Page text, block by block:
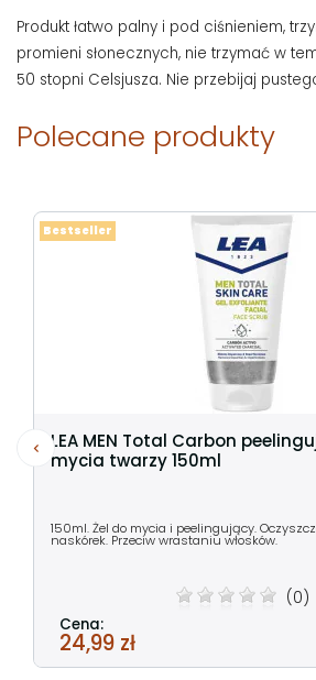
Produkt łatwo palny i pod ciśnieniem,
promieni słonecznych, nie trzymać w
50 stopni Celsjusza. Nie przebijaj
Polecane produkty
LEA MEN Total Carbon
mycia twarzy 150ml
150ml. Żel do mycia i peelingujący.
naskórek. Przeciw wrastaniu włosków.
(0)
Cena:
24,99 zł
Bestseller